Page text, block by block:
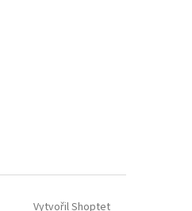
Vytvořil Shoptet